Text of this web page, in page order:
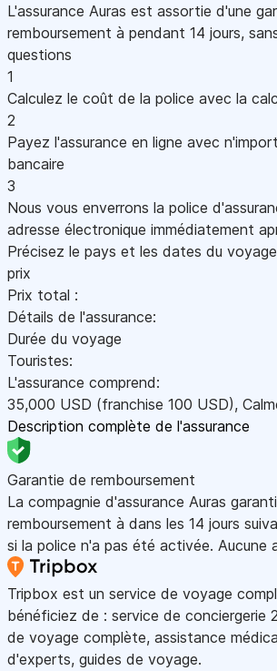
L'assurance Auras est assortie d'une
remboursement à pendant 14 jours,
questions
1
Calculez le coût de la police avec la
2
Payez l'assurance en ligne avec
bancaire
3
Nous vous enverrons la police
adresse électronique immédiatement
Précisez le pays et les dates du
prix
Prix total :
Détails de l'assurance:
Durée du voyage
Touristes:
L'assurance comprend:
35,000 USD (franchise 100 USD),
Description complète de l'assurance
Garantie de remboursement
La compagnie d'assurance Auras
remboursement à dans les 14 jours
si la police n'a pas été activée. Aucune
Tripbox est un service de voyage
bénéficiez de : service de conciergerie
de voyage complète, assistance
d'experts, guides de voyage.